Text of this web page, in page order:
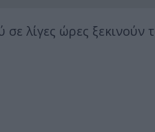
λίγες ώρες ξεκινούν